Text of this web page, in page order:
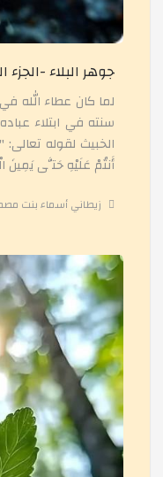
تكوين:
التغذية
زيارة الى
مسابقة
تظاهرة
جوهر البلاء -الجزء
لما كان عطاء الله
سنته في ابتلاء
الخبيث لقوله
أَنتُمْ عَلَيْهِ حَتَّى يَمِينَ
زيطاني أسماء بنت